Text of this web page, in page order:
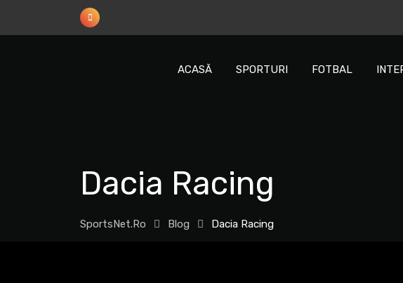
ACASĂ SPORTURI FOTBAL
Dacia Racing
SportsNet.ro Blog Dacia Racing